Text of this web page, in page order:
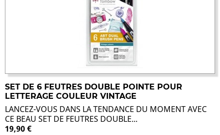
SET DE 6 FEUTRES DOUBLE POINTE POUR
LETTERAGE COULEUR VINTAGE
LANCEZ-VOUS DANS LA TENDANCE DU MOMENT AVEC
CE BEAU SET DE FEUTRES DOUBLE...
19,90 €